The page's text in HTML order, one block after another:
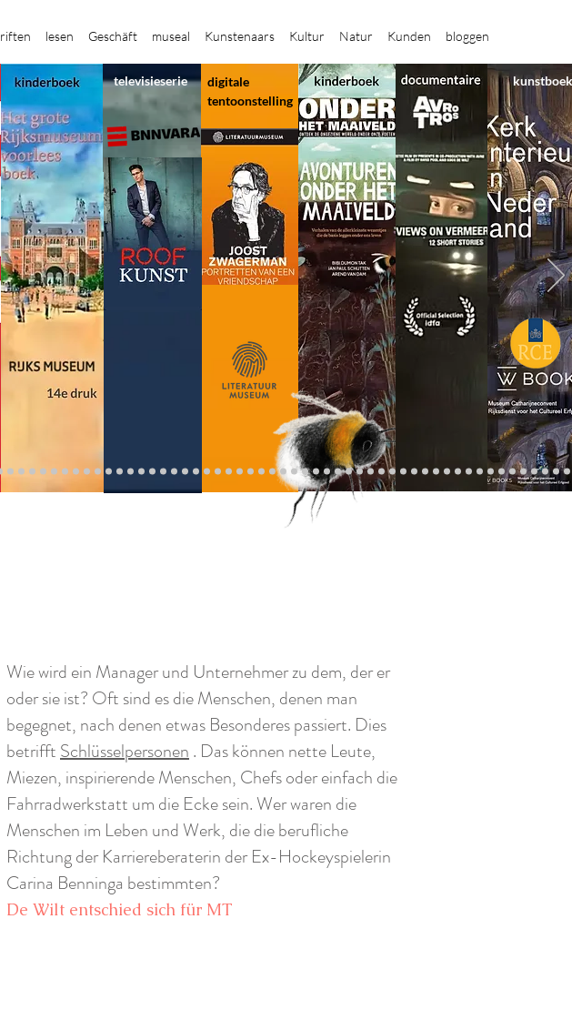
lesen Geschäft museal Kunstenaars Kultur Natur Kunden bloggen
digitale
tentoonstelling
televisieserie kunstboek
Wie wird ein Manager und Unternehmer zu dem, der er
oder sie ist? Oft sind es die Menschen, denen man
begegnet, nach denen etwas Besonderes passiert. Dies
betrifftSchlüsselpersonen. Das können nette Leute,
Miezen, inspirierende Menschen, Chefs oder einfach die
Fahrradwerkstatt um die Ecke sein. Wer waren die
Menschen im Leben und Werk, die die berufliche
Richtung der Karriereberaterin der Ex-Hockeyspielerin
Carina Benninga bestimmten?
De Wilt entschied sich für MT